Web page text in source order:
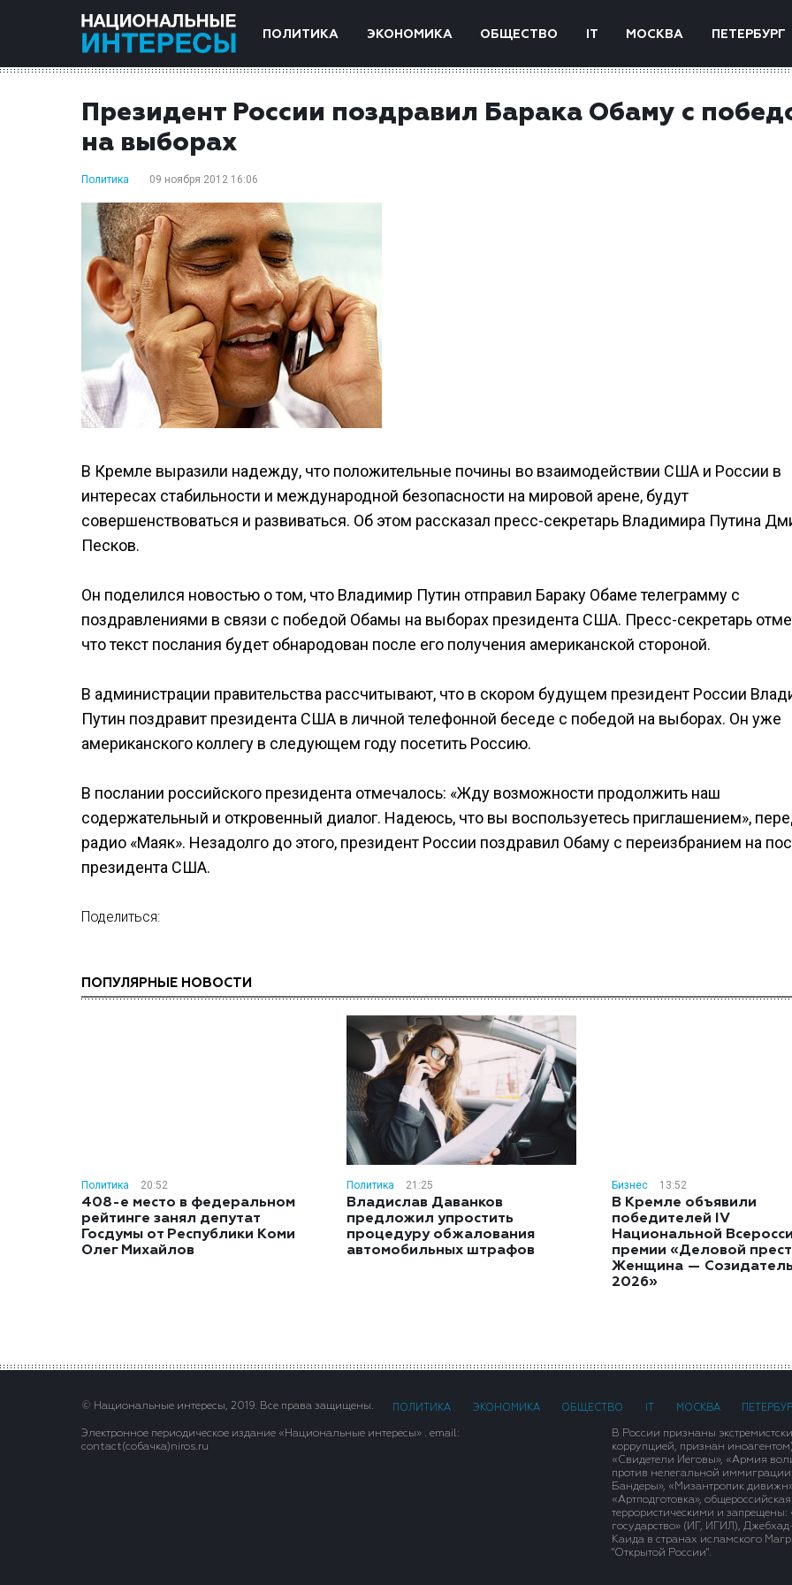
ПОЛИТИКА ЭКОНОМИКА ОБЩЕСТВО IT МОСКВА ПЕТЕРБУРГ
Президент России поздравил Барака Обаму с
на выборах
Политика 09 ноября 2012 16:06
В Кремле выразили надежду, что положительные почины во взаимодействии США и России в
интересах стабильности и международной безопасности на мировой арене, будут
совершенствоваться и развиваться. Об этом рассказал пресс-секретарь Владимира Путина
Песков.
Он поделился новостью о том, что Владимир Путин отправил Бараку Обаме телеграмму с
поздравлениями в связи с победой Обамы на выборах президента США. Пресс-секретарь
что текст послания будет обнародован после его получения американской стороной.
В администрации правительства рассчитывают, что в скором будущем президент России
Путин поздравит президента США в личной телефонной беседе с победой на выборах. Он уже
американского коллегу в следующем году посетить Россию.
В послании российского президента отмечалось: «Жду возможности продолжить наш
содержательный и откровенный диалог. Надеюсь, что вы воспользуетесь приглашением»,
радио «Маяк». Незадолго до этого, президент России поздравил Обаму с переизбранием на
президента США.
Поделиться:
ПОПУЛЯРНЫЕ НОВОСТИ
Политика 20:52
408-е место в федеральном
рейтинге занял депутат
Госдумы от Республики Коми
Олег Михайлов
Политика 21:25
Владислав Даванков
предложил упростить
процедуру обжалования
автомобильных штрафов
Бизнес 13:52
В Кремле объявили
победителей IV
Национальной
премии «Деловой
Женщина —
2026»
© Национальные интересы, 2019. Все права защищены. ПОЛИТИКА ЭКОНОМИКА ОБЩЕСТВО МОСКВА
Электронное периодическое издание «Национальные интересы» . email:
contact(сoбaчка)niros.ru
В России признаны
коррупцией, признан
«Свидетели Иеговы», «Армия
против нелегальной
Бандеры», «Мизантропик
«Артподготовка»,
террористическими и
государство» (ИГ, ИГИЛ),
Каида в странах исламского
"Открытой России".